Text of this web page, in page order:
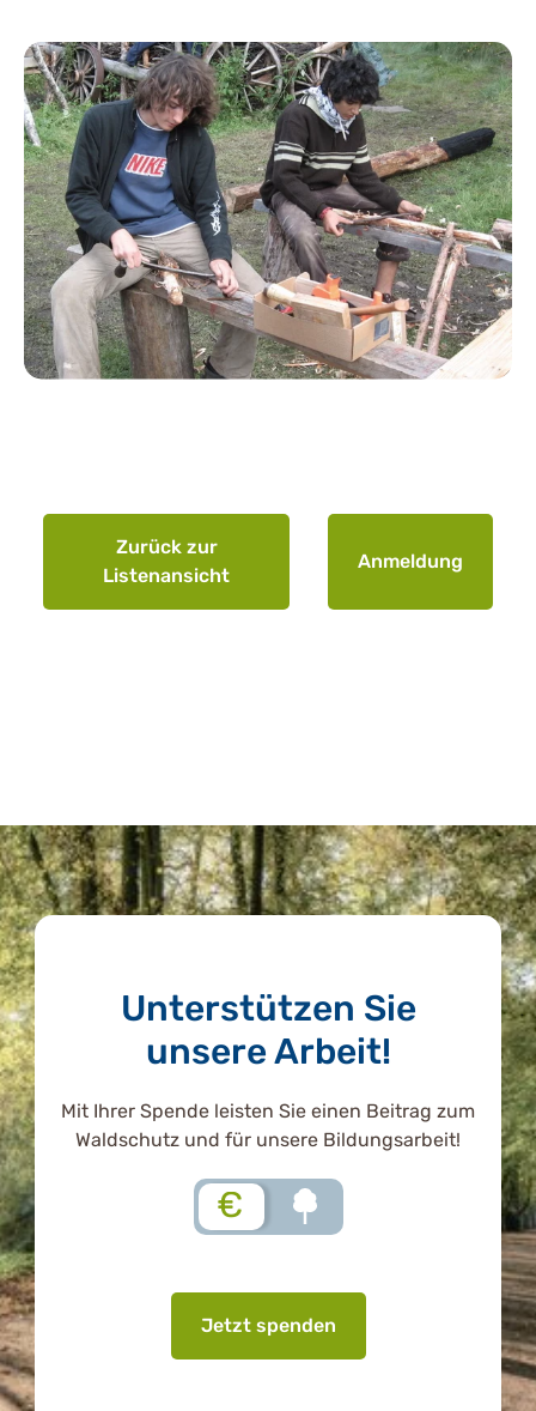
Zurück zur
Listenansicht
Anmeldung
Unterstützen Sie
unsere Arbeit!
Mit Ihrer Spende leisten Sie einen Beitrag zum
Waldschutz und für unsere Bildungsarbeit!
€
Jetzt spenden